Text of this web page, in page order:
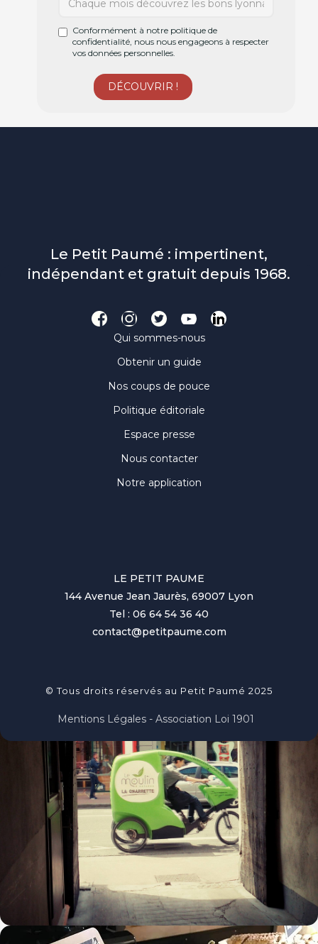
Conformément à notre politique de
confidentialité, nous nous engageons à respecter
vos données personnelles.
Le Petit Paumé : impertinent,
indépendant et gratuit depuis 1968.
Qui sommes-nous
Obtenir un guide
Nos coups de pouce
Politique éditoriale
Espace presse
Nous contacter
Notre application
LE PETIT PAUME
144 Avenue Jean Jaurès, 69007 Lyon
Tel : 06 64 54 36 40
contact@petitpaume.com
© Tous droits réservés au Petit Paumé 2025
Mentions Légales - Association Loi 1901